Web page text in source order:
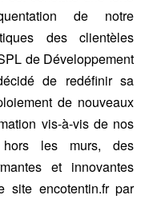
de notre
des clientèles
de Développement
de redéfinir sa
de nouveaux
vis-à-vis de nos
hors les murs, des
et innovantes
site encotentin.fr par